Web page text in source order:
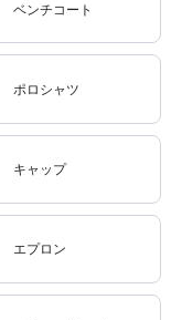
ベンチコート
ポロシャツ
キャップ
エプロン